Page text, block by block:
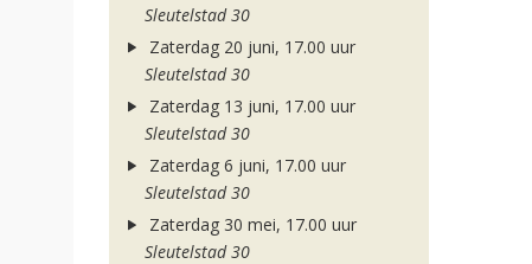
Sleutelstad 30
Zaterdag 20 juni, 17.00 uur
Sleutelstad 30
Zaterdag 13 juni, 17.00 uur
Sleutelstad 30
Zaterdag 6 juni, 17.00 uur
Sleutelstad 30
Zaterdag 30 mei, 17.00 uur
Sleutelstad 30